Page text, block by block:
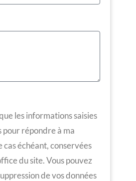
les informations saisies
pour répondre à ma
cas échéant, conservées
du site. Vous pouvez
de vos données